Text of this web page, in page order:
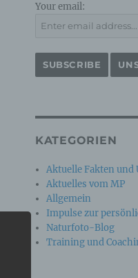
Your email:
KATEGORIEN
Aktuelle Fakten und
Aktuelles vom MP
Allgemein
Impulse zur
Naturfoto-Blog
Training und